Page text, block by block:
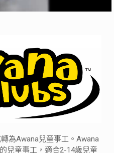
為Awana兒童事工。Awana
兒童事工，適合2-14歲兒童